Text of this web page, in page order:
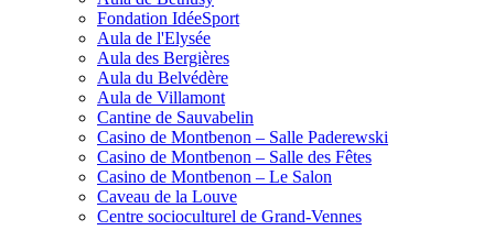
Fondation IdéeSport
Aula de l'Elysée
Aula des Bergières
Aula du Belvédère
Aula de Villamont
Cantine de Sauvabelin
Casino de Montbenon – Salle Paderewski
Casino de Montbenon – Salle des Fêtes
Casino de Montbenon – Le Salon
Caveau de la Louve
Centre socioculturel de Grand-Vennes